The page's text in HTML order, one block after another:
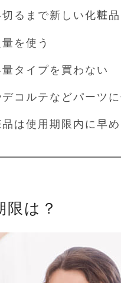
るまで新しい化粧品
を使う
タイプを買わない
コルテなどパーツに
は使用期限内に早
は？